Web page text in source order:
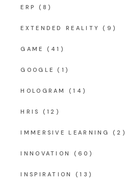
ERP (8)
EXTENDED REALITY (9)
GAME (41)
GOOGLE (1)
HOLOGRAM (14)
HRIS (12)
IMMERSIVE LEARNING (2)
INNOVATION (60)
INSPIRATION (13)